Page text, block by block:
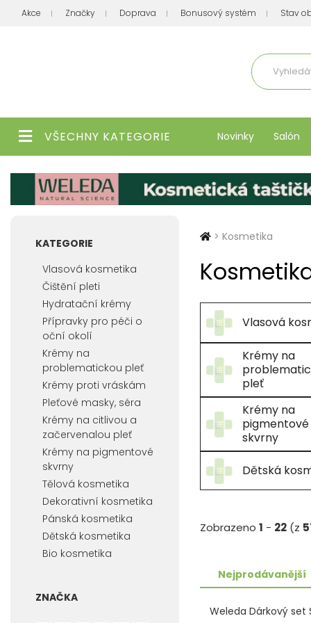
Akce Značky Doprava Bonusový systém Stav
VŠECHNY KATEGORIE Novinky Salón
> Kosmetika
Vlasová
Krémy na
pleť
Krémy na
pigmentové
skvrny
Dětská
Zobrazeno 1 - 22(z
Nejprodávanější
Weleda Dárkový set
KATEGORIE
Vlasová kosmetika
Čištění pleti
Hydratační krémy
Přípravky pro péči o
oční okolí
Krémy na
problematickou pleť
Krémy proti vráskám
Pleťové masky, séra
Krémy na citlivou a
začervenalou pleť
Krémy na pigmentové
skvrny
Tělová kosmetika
Dekorativní kosmetika
Pánská kosmetika
Dětská kosmetika
Bio kosmetika
ZNAČKA